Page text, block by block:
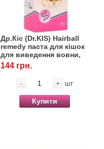
Др.Кіс (Dr.KIS) Hairball
remedy паста для кішок
для виведення вовни,
50 г, Modes
144 грн.
- + шт
Купити